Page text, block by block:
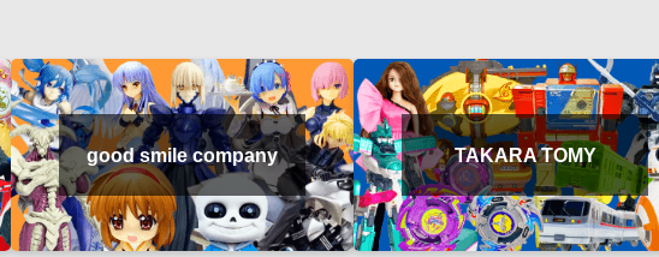
good smile company TAKARA TOMY